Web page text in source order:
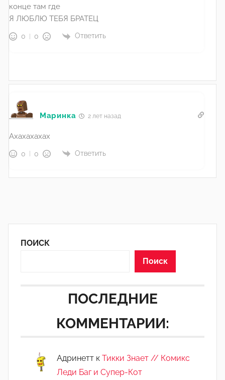
конце там где
Я ЛЮБЛЮ ТЕБЯ БРАТЕЦ
0 0 Ответить
Маринка 2 лет назад
Ахахахахах
0 0 Ответить
ПОИСК
Поиск
ПОСЛЕДНИЕ
КОММЕНТАРИИ:
Адринетт к Тикки Знает // Комикс
Леди Баг и Супер-Кот